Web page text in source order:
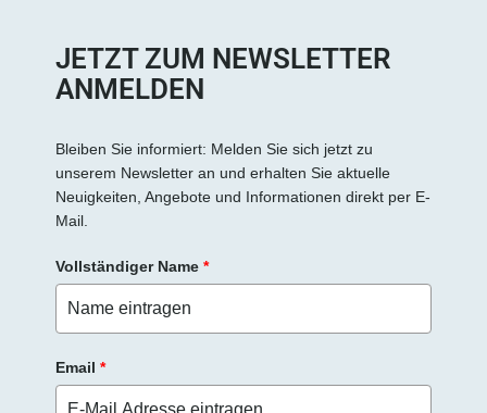
JETZT ZUM NEWSLETTER
ANMELDEN
Bleiben Sie informiert: Melden Sie sich jetzt zu
unserem Newsletter an und erhalten Sie aktuelle
Neuigkeiten, Angebote und Informationen direkt per E-
Mail.
Vollständiger Name *
Email *